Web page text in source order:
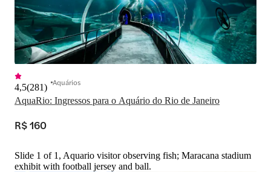
AquaRio: Ingressos para o Aquário do Rio de Janeiro
4,5(281) Aquários
R$ 160
Slide 1 of 1, Aquario visitor observing fish; Maracana stadium
exhibit with football jersey and ball.